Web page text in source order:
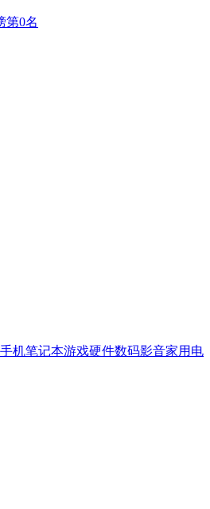
第0名
手机笔记本游戏硬件数码影音家用电